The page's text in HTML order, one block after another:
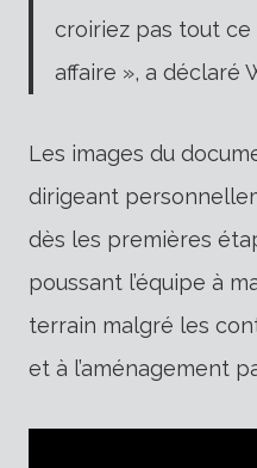
croiriez pas tout
affaire », a déclaré
Les images du
dirigeant
dès les premières
poussant l’équipe à
terrain malgré les
et à l’aménagement